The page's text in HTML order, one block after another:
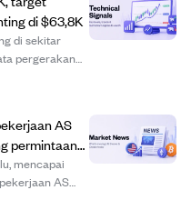
di $63,8K
di sekitar
pergerakan
AS
permintaan
mencapai
AS
Treasury